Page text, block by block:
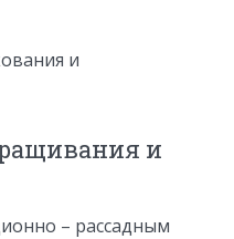
и
и
– рассадным